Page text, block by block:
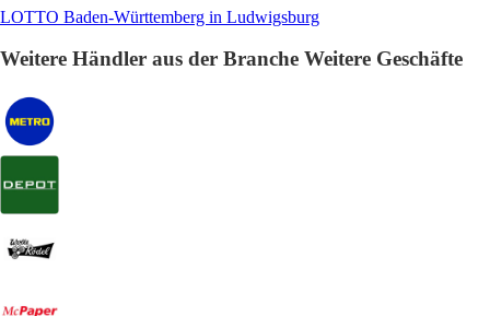
LOTTO Baden-Württemberg in Ludwigsburg
Weitere Händler aus der Branche Weitere Geschäfte